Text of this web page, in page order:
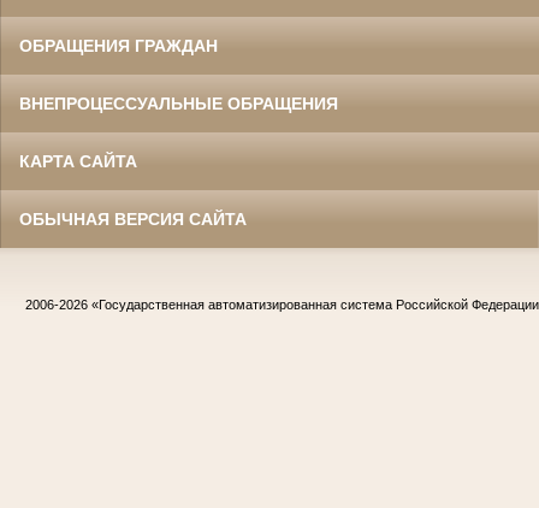
ОБРАЩЕНИЯ ГРАЖДАН
ВНЕПРОЦЕССУАЛЬНЫЕ ОБРАЩЕНИЯ
КАРТА САЙТА
ОБЫЧНАЯ ВЕРСИЯ САЙТА
2006-2026 «Государственная автоматизированная система Российской